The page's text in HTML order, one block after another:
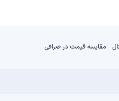
مقایسه قیمت در صرافی